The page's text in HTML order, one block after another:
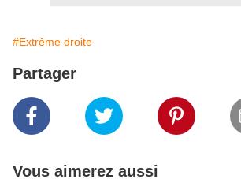
#Extrême droite
Partager
Vous aimerez aussi